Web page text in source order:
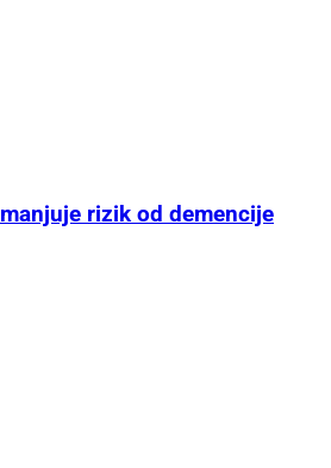
rizik od demencije